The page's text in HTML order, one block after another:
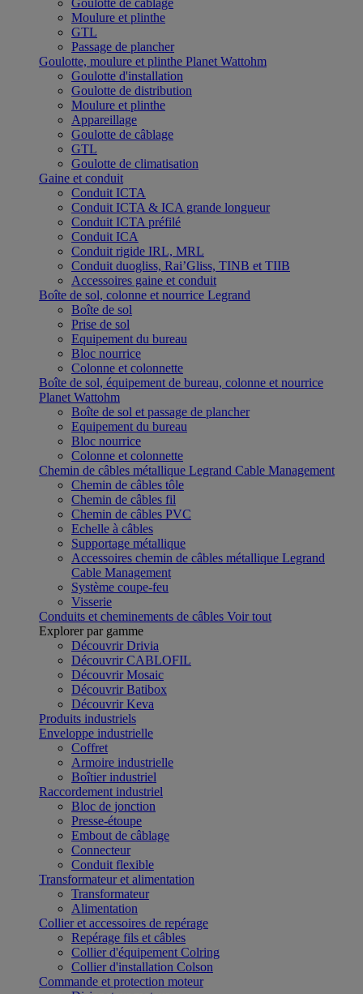
Goulotte de câblage
Moulure et plinthe
GTL
Passage de plancher
Goulotte, moulure et plinthe Planet Wattohm
Goulotte d'installation
Goulotte de distribution
Moulure et plinthe
Appareillage
Goulotte de câblage
GTL
Goulotte de climatisation
Gaine et conduit
Conduit ICTA
Conduit ICTA & ICA grande longueur
Conduit ICTA préfilé
Conduit ICA
Conduit rigide IRL, MRL
Conduit duogliss, Rai’Gliss, TINB et TIIB
Accessoires gaine et conduit
Boîte de sol, colonne et nourrice Legrand
Boîte de sol
Prise de sol
Equipement du bureau
Bloc nourrice
Colonne et colonnette
Boîte de sol, équipement de bureau, colonne et nourrice
Planet Wattohm
Boîte de sol et passage de plancher
Equipement du bureau
Bloc nourrice
Colonne et colonnette
Chemin de câbles métallique Legrand Cable Management
Chemin de câbles tôle
Chemin de câbles fil
Chemin de câbles PVC
Echelle à câbles
Supportage métallique
Accessoires chemin de câbles métallique Legrand
Cable Management
Système coupe-feu
Visserie
Conduits et cheminements de câbles Voir tout
Explorer par gamme
Découvrir Drivia
Découvrir CABLOFIL
Découvrir Mosaic
Découvrir Batibox
Découvrir Keva
Produits industriels
Enveloppe industrielle
Coffret
Armoire industrielle
Boîtier industriel
Raccordement industriel
Bloc de jonction
Presse-étoupe
Embout de câblage
Connecteur
Conduit flexible
Transformateur et alimentation
Transformateur
Alimentation
Collier et accessoires de repérage
Repérage fils et câbles
Collier d'équipement Colring
Collier d'installation Colson
Commande et protection moteur